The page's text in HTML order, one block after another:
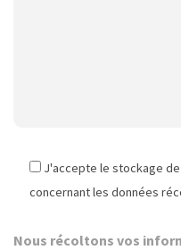
J'accepte le stockage
concernant les données
Nous récoltons vos